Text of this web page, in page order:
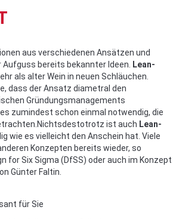
aus verschiedenen Ansätzen und
Aufguss bereits bekannter Ideen.
Lean-
als alter Wein in neuen Schläuchen.
dass der Ansatz diametral den
Gründungsmanagements
zumindest schon einmal notwendig, die
ist auch Lean-
wie es vielleicht den Anschein hat. Viele
Konzepten bereits wieder, so
for Six Sigma (DfSS) oder auch im Konzept
Günter Faltin.
für Sie